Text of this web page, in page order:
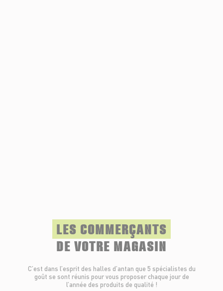
LES COMMERÇANTS
DE VOTRE MAGASIN
C’est dans l’esprit des halles d’antan que 5 spécialistes du
goût se sont réunis pour vous proposer chaque jour de
l’année des produits de qualité !